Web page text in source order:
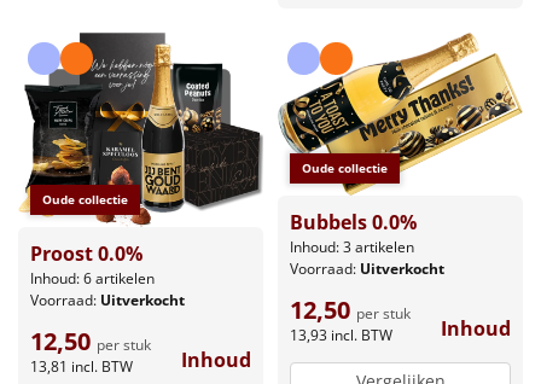
Oude collectie
Proost 0.0%
Inhoud: 6 artikelen
Voorraad: Uitverkocht
12,50 per stuk
13,81 incl. BTW Inhoud
Oude collectie
Bubbels 0.0%
Inhoud: 3 artikelen
Voorraad: Uitverkocht
12,50 per stuk
13,93 incl. BTW Inhoud